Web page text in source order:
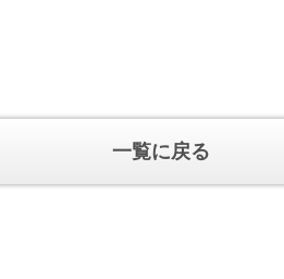
一覧に戻る